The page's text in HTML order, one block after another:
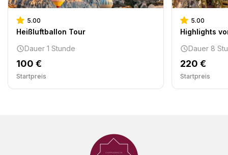
5.00
Heißluftballon Tour
Dauer 1 Stunde
100 €
Startpreis
5.00
Highlights
Dauer 8
220 €
Startpreis